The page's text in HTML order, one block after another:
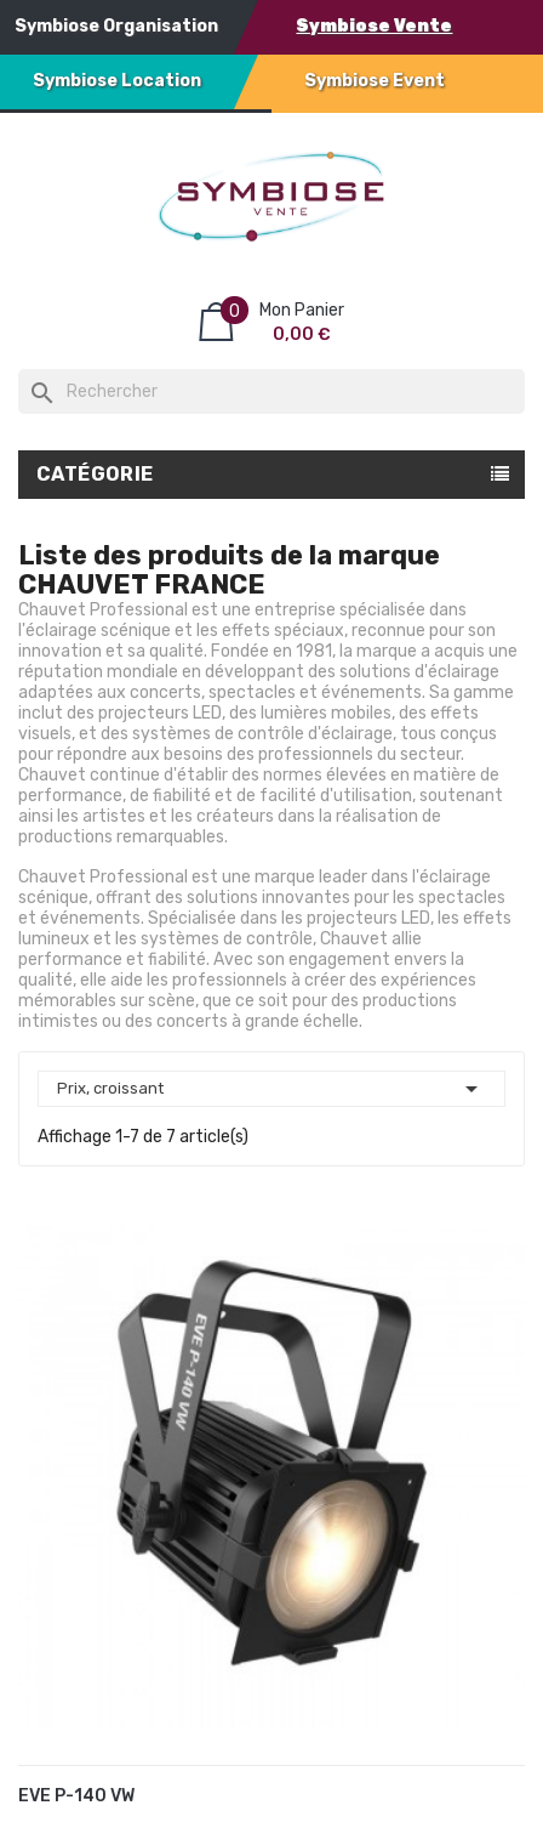
Symbiose Organisation Symbiose Vente
Symbiose Location Symbiose Event
Mon Panier
0
0,00 €
search
CATÉGORIE
Liste des produits de la marque
CHAUVET FRANCE
Chauvet Professional est une entreprise spécialisée dans
l'éclairage scénique et les effets spéciaux, reconnue pour son
innovation et sa qualité. Fondée en 1981, la marque a acquis une
réputation mondiale en développant des solutions d'éclairage
adaptées aux concerts, spectacles et événements. Sa gamme
inclut des projecteurs LED, des lumières mobiles, des effets
visuels, et des systèmes de contrôle d'éclairage, tous conçus
pour répondre aux besoins des professionnels du secteur.
Chauvet continue d'établir des normes élevées en matière de
performance, de fiabilité et de facilité d'utilisation, soutenant
ainsi les artistes et les créateurs dans la réalisation de
productions remarquables.
Chauvet Professional est une marque leader dans l'éclairage
scénique, offrant des solutions innovantes pour les spectacles
et événements. Spécialisée dans les projecteurs LED, les effets
lumineux et les systèmes de contrôle, Chauvet allie
performance et fiabilité. Avec son engagement envers la
qualité, elle aide les professionnels à créer des expériences
mémorables sur scène, que ce soit pour des productions
intimistes ou des concerts à grande échelle.
Prix, croissant 
Affichage 1-7 de 7 article(s)
EVE P-140 VW